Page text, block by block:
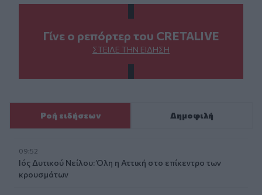
Γίνε ο ρεπόρτερ του CRETALIVE
ΣΤΕΊΛΕ ΤΗΝ ΕΊΔΗΣΗ
Ροή ειδήσεων Δημοφιλή
09:52
Ιός Δυτικού Νείλου: Όλη η Αττική στο επίκεντρο των
κρουσμάτων